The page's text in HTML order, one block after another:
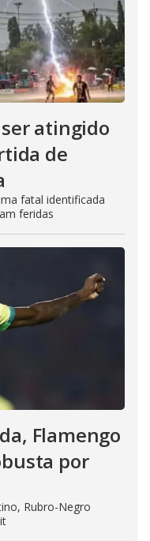
atingido
de
fatal identificada
feridas
Flamengo
por
Rubro-Negro